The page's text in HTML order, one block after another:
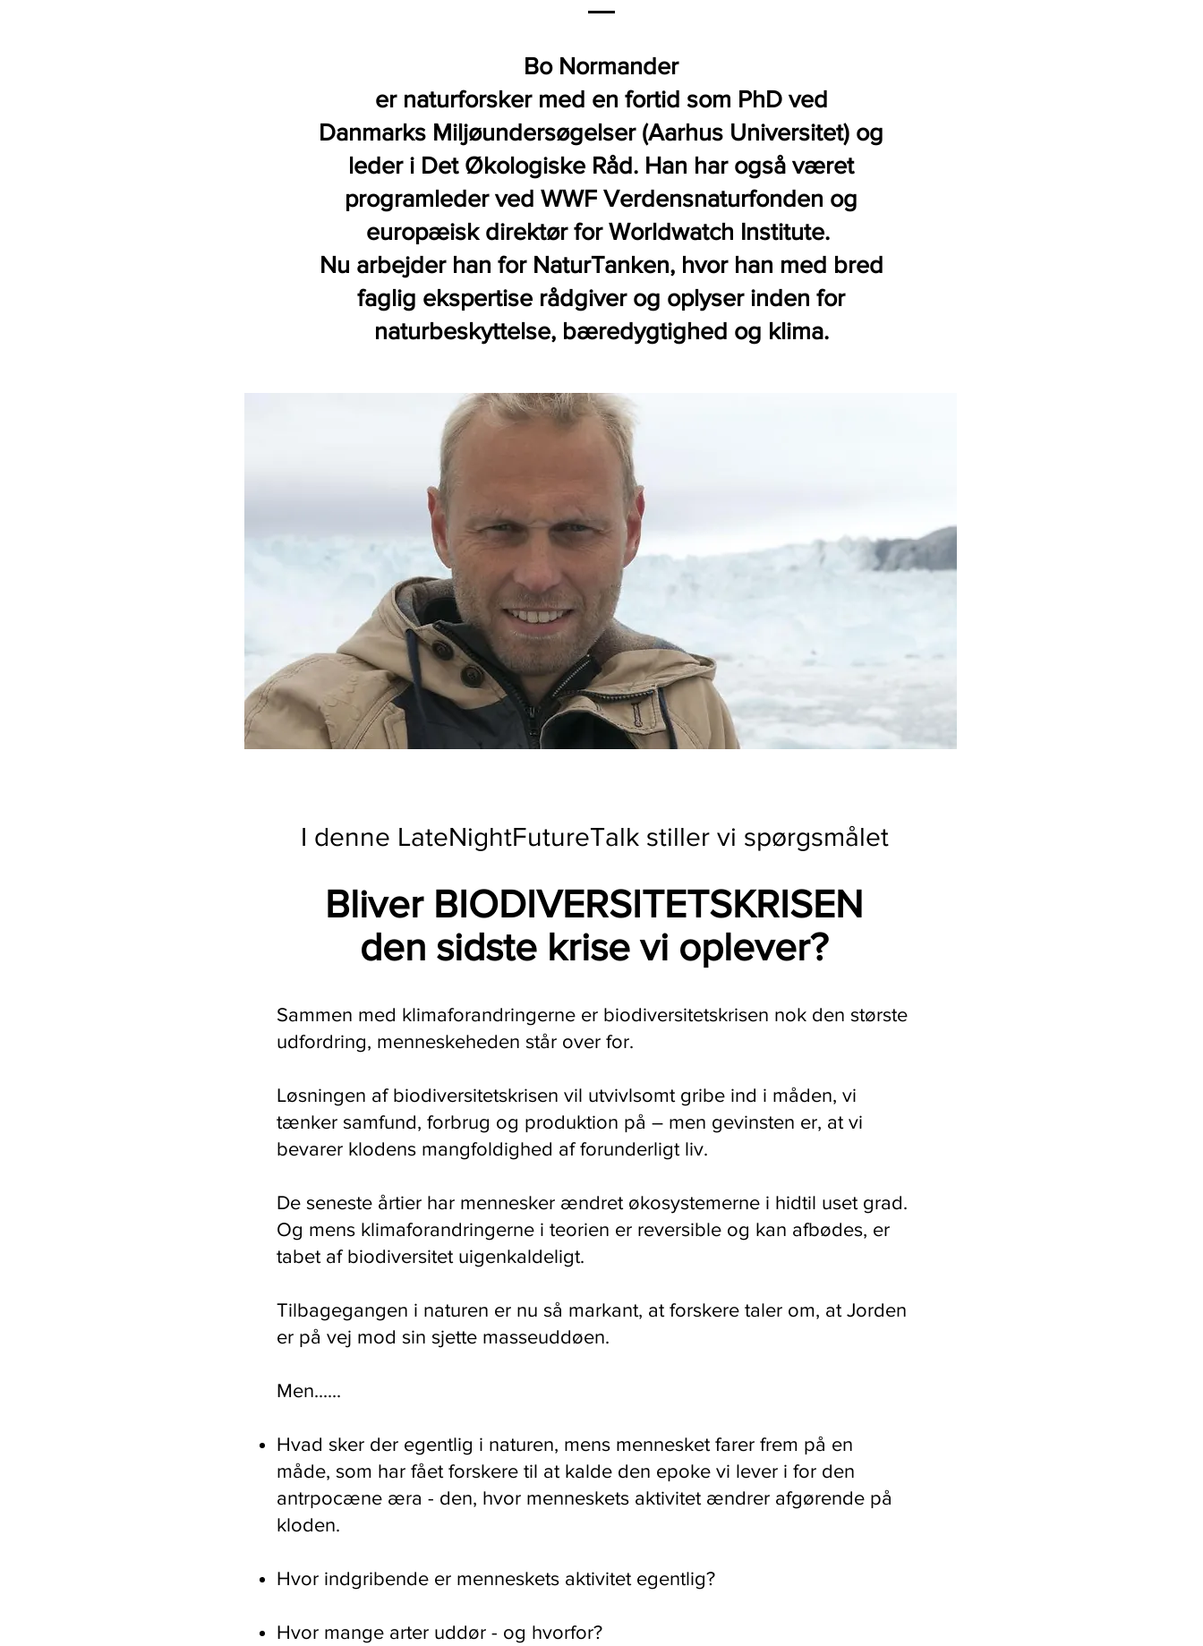
Bo Normander
er naturforsker med en fortid som PhD ved
Danmarks Miljøundersøgelser (Aarhus Universitet) og
leder i Det Økologiske Råd. Han har også været
programleder ved WWF Verdensnaturfonden og
europæisk direktør for Worldwatch Institute.
Nu arbejder han for NaturTanken, hvor han med bred
faglig ekspertise rådgiver og oplyser inden for
naturbeskyttelse, bæredygtighed og klima.
I denne LateNightFutureTalk stiller vi spørgsmålet
Bliver BIODIVERSITETSKRISEN
den sidste krise vi oplever?
Sammen med klimaforandringerne er biodiversitetskrisen nok den største
udfordring, menneskeheden står over for.
Løsningen af biodiversitetskrisen vil utvivlsomt gribe ind i måden, vi
tænker samfund, forbrug og produktion på – men gevinsten er, at vi
bevarer klodens mangfoldighed af forunderligt liv.
De seneste årtier har mennesker ændret økosystemerne i hidtil uset grad.
Og mens klimaforandringerne i teorien er reversible og kan afbødes, er
tabet af biodiversitet uigenkaldeligt.
Tilbagegangen i naturen er nu så markant, at forskere taler om, at Jorden
er på vej mod sin sjette masseuddøen.
Men......
Hvad sker der egentlig i naturen, mens mennesket farer frem på en
måde, som har fået forskere til at kalde den epoke vi lever i for den
antrpocæne æra - den, hvor menneskets aktivitet ændrer afgørende på
kloden.
Hvor indgribende er menneskets aktivitet egentlig?
Hvor mange arter uddør - og hvorfor?